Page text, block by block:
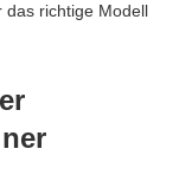
das richtige Modell